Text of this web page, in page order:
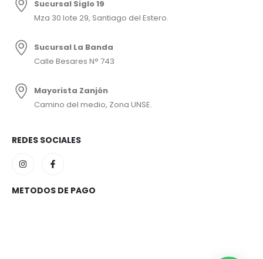
Sucursal Siglo 19
Mza 30 lote 29, Santiago del Estero.
Sucursal La Banda
Calle Besares N° 743
Mayorista Zanjón
Camino del medio, Zona UNSE.
REDES SOCIALES
METODOS DE PAGO